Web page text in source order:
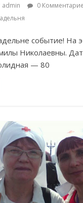
admin 0
событие! На
Николаевны.
— 80